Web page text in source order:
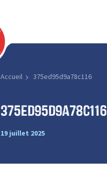
Accueil 375ed95d9a78c116
375ed95d9a78c116
19 juillet 2025